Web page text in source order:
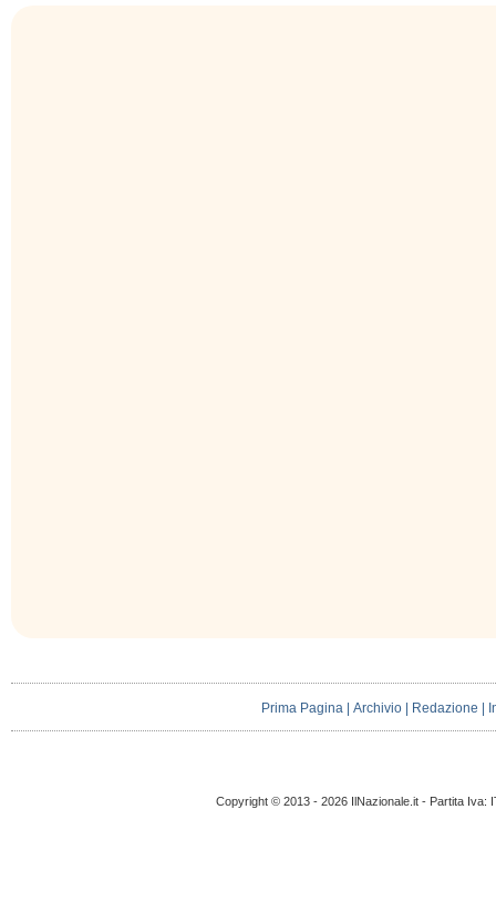
Prima Pagina |Archivio Redazione
Copyright © 2013 - 2026 IlNazionale.it - Partita Iva: